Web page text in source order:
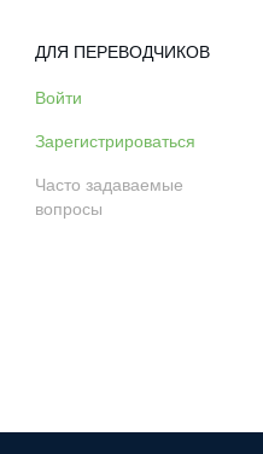
ДЛЯ ПЕРЕВОДЧИКОВ
Войти
Зарегистрироваться
Часто задаваемые
вопросы